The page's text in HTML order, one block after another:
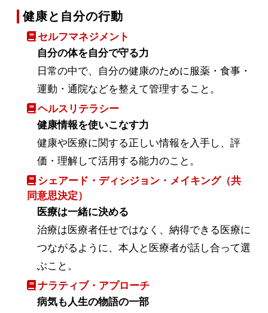
健康と自分の行動
セルフマネジメント
自分の体を自分で守る力
日常の中で、自分の健康のために服薬・食事・
運動・通院などを整えて管理すること。
ヘルスリテラシー
健康情報を使いこなす力
健康や医療に関する正しい情報を入手し、評
価・理解して活用する能力のこと。
シェアード・ディシジョン・メイキング（共
同意思決定）
医療は一緒に決める
治療は医療者任せではなく、納得できる医療に
つながるように、本人と医療者が話し合って選
ぶこと。
ナラティブ・アプローチ
病気も人生の物語の一部